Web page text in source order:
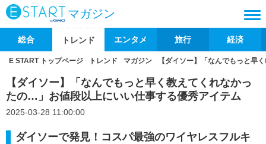
マガジン
総合 トレンド エンタメ 旅行 経済
E START トップページ トレンド マガジン 【ダイソー】「なんでもっと早
【ダイソー】「なんでもっと早く教えてくれなかっ
たの…」お値段以上にいい仕事する優秀アイテム
2025-03-28 11:00:00
ダイソーで発見！コスパ最強のワイヤレスフルキ